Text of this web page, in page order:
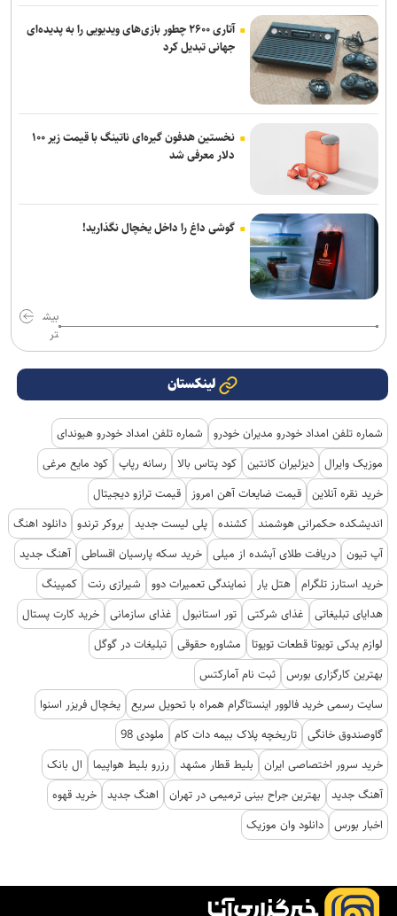
آتاری ۲۶۰۰ چطور بازی‌های ویدیویی را به پدیده‌ای
جهانی تبدیل کرد
نخستین هدفون گیره‌ای ناتینگ با قیمت زیر ۱۰۰
دلار معرفی شد
گوشی داغ را داخل یخچال نگذارید!
بیش
تر
لینکستان
شماره تلفن امداد خودرو مدیران خودرو
شماره تلفن امداد خودرو هیوندای
موزیک وایرال دیزلیران کانتین کود پتاس بالا رسانه رپاپ کود مایع مرغی
خرید نقره آنلاین قیمت ضایعات آهن امروز
قیمت ترازو دیجیتال
اندیشکده حکمرانی هوشمند کشنده پلی لیست جدید بروکر ترندو دانلود اهنگ
آپ تیون دریافت طلای آبشده از میلی خرید سکه پارسیان اقساطی آهنگ جدید
خرید استارز تلگرام هتل یار نمایندگی تعمیرات دوو شیرازی رنت کمپینگ
هدایای تبلیغاتی
غذای شرکتی تور استانبول غذای سازمانی خرید کارت پستال
لوازم یدکی تویوتا قطعات تویوتا
مشاوره حقوقی تبلیغات در گوگل
بهترین کارگزاری بورس ثبت نام آمارکتس
سایت رسمی خرید فالوور اینستاگرام همراه با تحویل سریع یخچال فریزر اسنوا
گاوصندوق خانگی تاریخچه پلاک بیمه دات کام
ملودی 98
خرید سرور اختصاصی ایران
بلیط قطار مشهد رزرو بلیط هواپیما
ال بانک
آهنگ جدید
بهترین جراح بینی ترمیمی در تهران اهنگ جدید خرید قهوه
اخبار بورس دانلود وان موزیک